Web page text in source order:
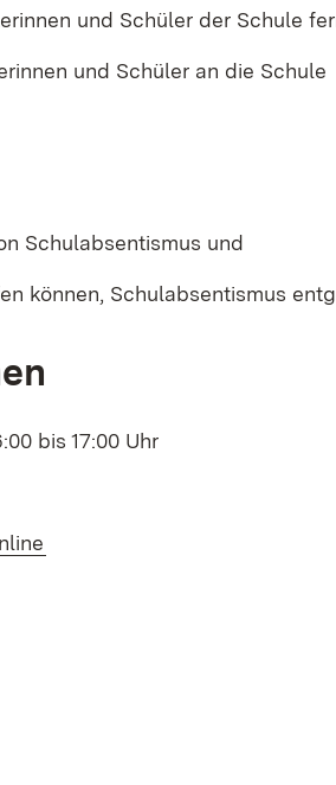
und Schüler der Schule
und Schüler an die Schule
Schulabsentismus und
können, Schulabsentismus
bis 17:00 Uhr